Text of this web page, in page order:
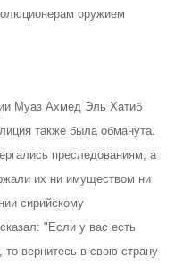
оружием
Муаз Ахмед Эль Хатиб
также была обманута.
преследованиям, а
их ни имуществом ни
сирийскому
"Если у вас есть
вернитесь в свою страну